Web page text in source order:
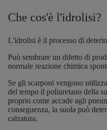
Che cos'è l'idrolisi?
L'idrolisi è il processo di
Può sembrare un difetto di
normale reazione chimica
Se gli scarponi vengono
del tempo il poliuretano della
proprio come accade agli
conseguenza, la suola può
calzatura.